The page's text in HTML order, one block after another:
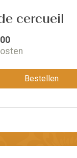
cercueil
Bestellen